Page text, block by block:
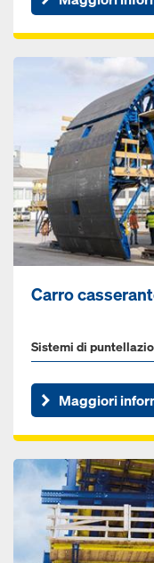
Carro
Sistemi di
Maggiori